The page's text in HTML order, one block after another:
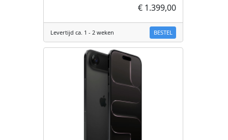
€ 1.399,00
Levertijd ca. 1 - 2 weken BESTEL